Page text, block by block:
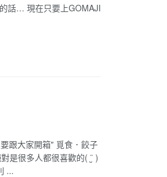
話… 現在只要上GOMAJI
跟大家開箱" 覓食．餃子
是很多人都很喜歡的( ¨̮ )
...